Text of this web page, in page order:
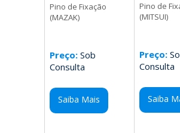
Pino de Fixação
(MAZAK)
Preço: Sob
Consulta
Saiba Mais
Pino de
(MITSUI)
Preço:
Consulta
Saiba